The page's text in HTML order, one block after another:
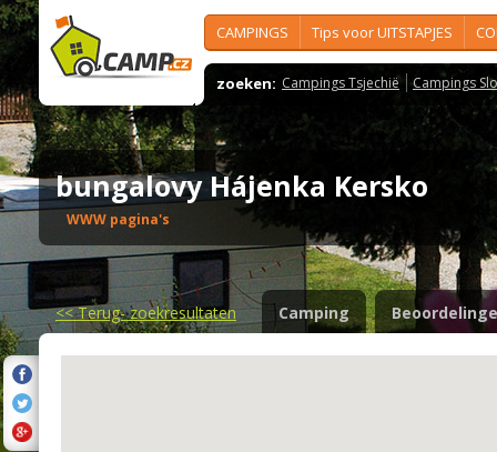
CAMPINGS Tips voor UITSTAPJES
zoeken: Campings Tsjechië Campings
bungalovy Hájenka Kersko
WWW pagina's
<<Terug- zoekresultaten Camping